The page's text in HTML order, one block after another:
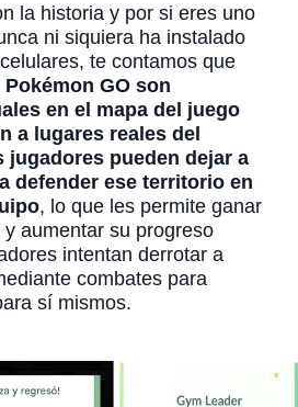
la historia y por si eres uno
ni siquiera ha instalado
te contamos que
GO son
en el mapa del juego
a lugares reales del
jugadores pueden dejar a
defender ese territorio en
, lo que les permite ganar
aumentar su progreso
intentan derrotar a
combates para
sí mismos.